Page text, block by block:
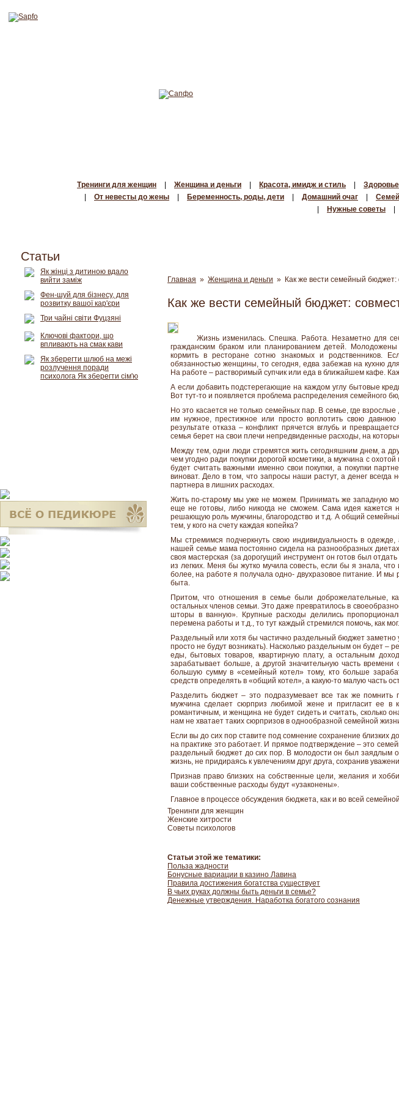
Тренинги для женщин Женщина и деньги Красота, имидж и стиль
От невесты до жены Беременность, роды, дети Домашний очаг
Нужные советы
Главная » Женщина и деньги » Как же вести семейный бюджет:
Как же вести семейный бюджет:
Жизнь изменилась. Спешка. Работа. Незаметно для
гражданским браком или планированием детей.
кормить в ресторане сотню знакомых и родственников.
обязанностью женщины, то сегодня, едва забежав на кухню
На работе – растворимый супчик или еда в ближайшем кафе.
А если добавить подстерегающие на каждом углу бытовые
Вот тут-то и появляется проблема распределения семейного
Но это касается не только семейных пар. В семье, где
им нужное, престижное или просто воплотить свою
результате отказа – конфликт прячется вглубь и
семья берет на свои плечи непредвиденные расходы, на
Между тем, одни люди стремятся жить сегодняшним днем, а
чем угодно ради покупки дорогой косметики, а мужчина с
будет считать важными именно свои покупки, а покупки
виноват. Дело в том, что запросы наши растут, а денег
партнера в лишних расходах.
Жить по-старому мы уже не можем. Принимать же западную
еще не готовы, либо никогда не сможем. Сама идея
решающую роль мужчины, благородство и т.д. А общий
тем, у кого на счету каждая копейка?
Мы стремимся подчеркнуть свою индивидуальность в
нашей семье мама постоянно сидела на разнообразных
своя мастерская (за дорогущий инструмент он готов был
из легких. Меня бы жутко мучила совесть, если бы я знала,
более, на работе я получала одно- двухразовое питание. И
быта.
Притом, что отношения в семье были доброжелательные,
остальных членов семьи. Это даже превратилось в
шторы в ванную». Крупные расходы делились
перемена работы и т.д., то тут каждый стремился помочь, как
Раздельный или хотя бы частично раздельный бюджет
просто не будут возникать). Насколько раздельным он будет
еды, бытовых товаров, квартирную плату, а остальным
зарабатывает больше, а другой значительную часть
большую сумму в «семейный котел» тому, кто больше
средств определять в «общий котел», а какую-то малую часть
Разделить бюджет – это подразумевает все так же
мужчина сделает сюрприз любимой жене и пригласит ее в
романтичным, и женщина не будет сидеть и считать, сколько
нам не хватает таких сюрпризов в однообразной семейной
Если вы до сих пор ставите под сомнение сохранение близких
на практике это работает. И прямое подтверждение – это
раздельный бюджет до сих пор. В молодости он был заядлым
жизнь, не придираясь к увлечениям друг друга, сохранив
Признав право близких на собственные цели, желания и
ваши собственные расходы будут «узаконены».
Главное в процессе обсуждения бюджета, как и во всей
Тренинги для женщин
Женские хитрости
Советы психологов
Статьи этой же тематики:
Польза жадности
Бонусные вариации в казино Лавина
Правила достижения богатства существует
В чьих руках должны быть деньги в семье?
Денежные утверждения. Наработка богатого сознания
Статьи
Як жінці з дитиною вдало
вийти заміж
Фен-шуй для бізнесу, для
розвитку вашої кар'єри
Три чайні світи Фуцзяні
Ключові фактори, що
впливають на смак кави
Як зберегти шлюб на межі
розлучення поради
психолога Як зберегти сім'ю